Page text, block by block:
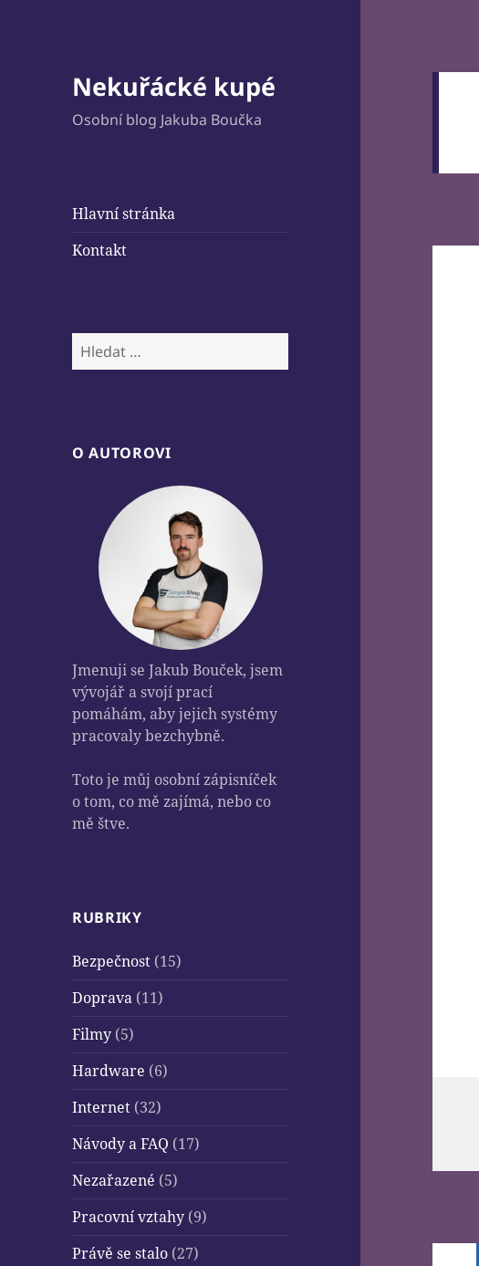
Nekuřácké kupé
Osobní blog Jakuba Boučka
Hlavní stránka
Kontakt
Vyhledávání
O AUTOROVI
Jmenuji se Jakub Bouček, jsem
vývojář a svojí prací
pomáhám, aby jejich systémy
pracovaly bezchybně.
Toto je můj osobní zápisníček
o tom, co mě zajímá, nebo co
mě štve.
RUBRIKY
Bezpečnost (15)
Doprava (11)
Filmy (5)
Hardware (6)
Internet (32)
Návody a FAQ (17)
Nezařazené (5)
Pracovní vztahy (9)
Právě se stalo (27)